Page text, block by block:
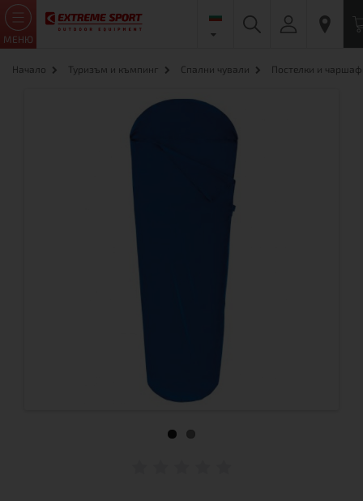
МЕНЮ
Начало Туризъм и къмпинг Спални чували Постелки и